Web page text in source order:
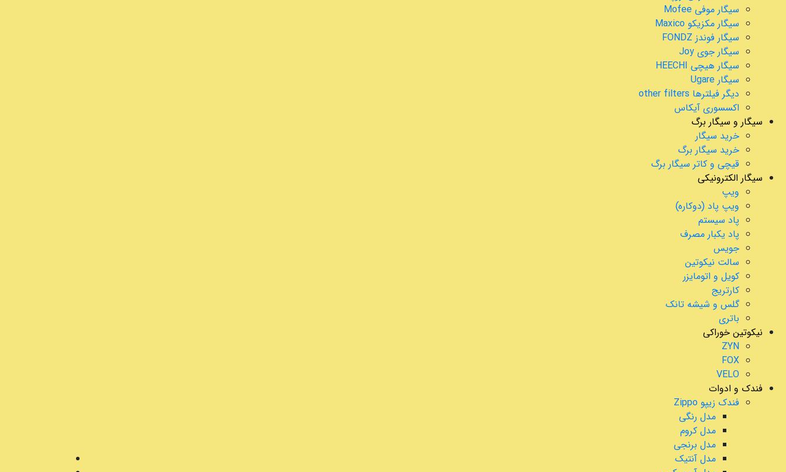
سیگار موفی Mofee
سیگار مکزیکو Maxico
سیگار فوندز FONDZ
سیگار جوی Joy
سیگار هیچی HEECHI
سیگار Ugare
دیگر فیلترها other filters
اکسسوری آیکاس
سیگار و سیگار برگ
خرید سیگار
خرید سیگار برگ
قیچی و کاتر سیگار برگ
سیگار الکترونیکی
ویپ
ویپ پاد (دوکاره)
پاد سیستم
پاد یکبار مصرف
جویس
سالت نیکوتین
کویل و اتومایزر
کارتریج
گلس و شیشه تانک
باتری
نیکوتین خوراکی
ZYN
FOX
VELO
فندک و ادوات
فندک زیپو Zippo
مدل رنگی
مدل کروم
مدل برنجی
مدل آنتیک